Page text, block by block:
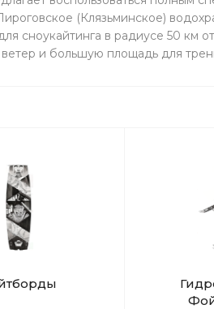
(Клязьминское)
сноукайтинга в радиусе 50 км
и большую площадь для